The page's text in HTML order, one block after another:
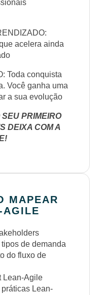
acelera ainda
Toda conquista
Você ganha uma
a sua evolução
PRIMEIRO
DEIXA COM A
MAPEAR
AGILE
de demanda
do fluxo de
Lean-Agile
Lean-